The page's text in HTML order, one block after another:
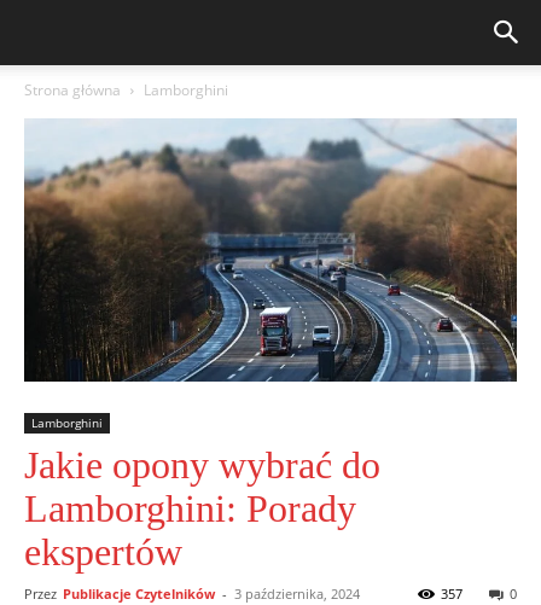
Strona główna Lamborghini
Lamborghini
Jakie opony wybrać do
Lamborghini: Porady
ekspertów
Przez Publikacje Czytelników - 3 października, 2024 0
357